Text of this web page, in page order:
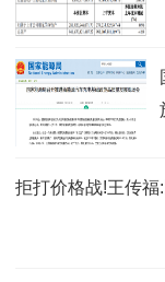
拒打价格战!王传